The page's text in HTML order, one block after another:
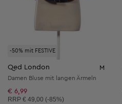
-50% mit FESTIVE
Qed London M
Damen Bluse mit langen Ärmeln
€ 6,99
Unverbindliche Preisempfehlung:
RRP € 49,00 (-85%)